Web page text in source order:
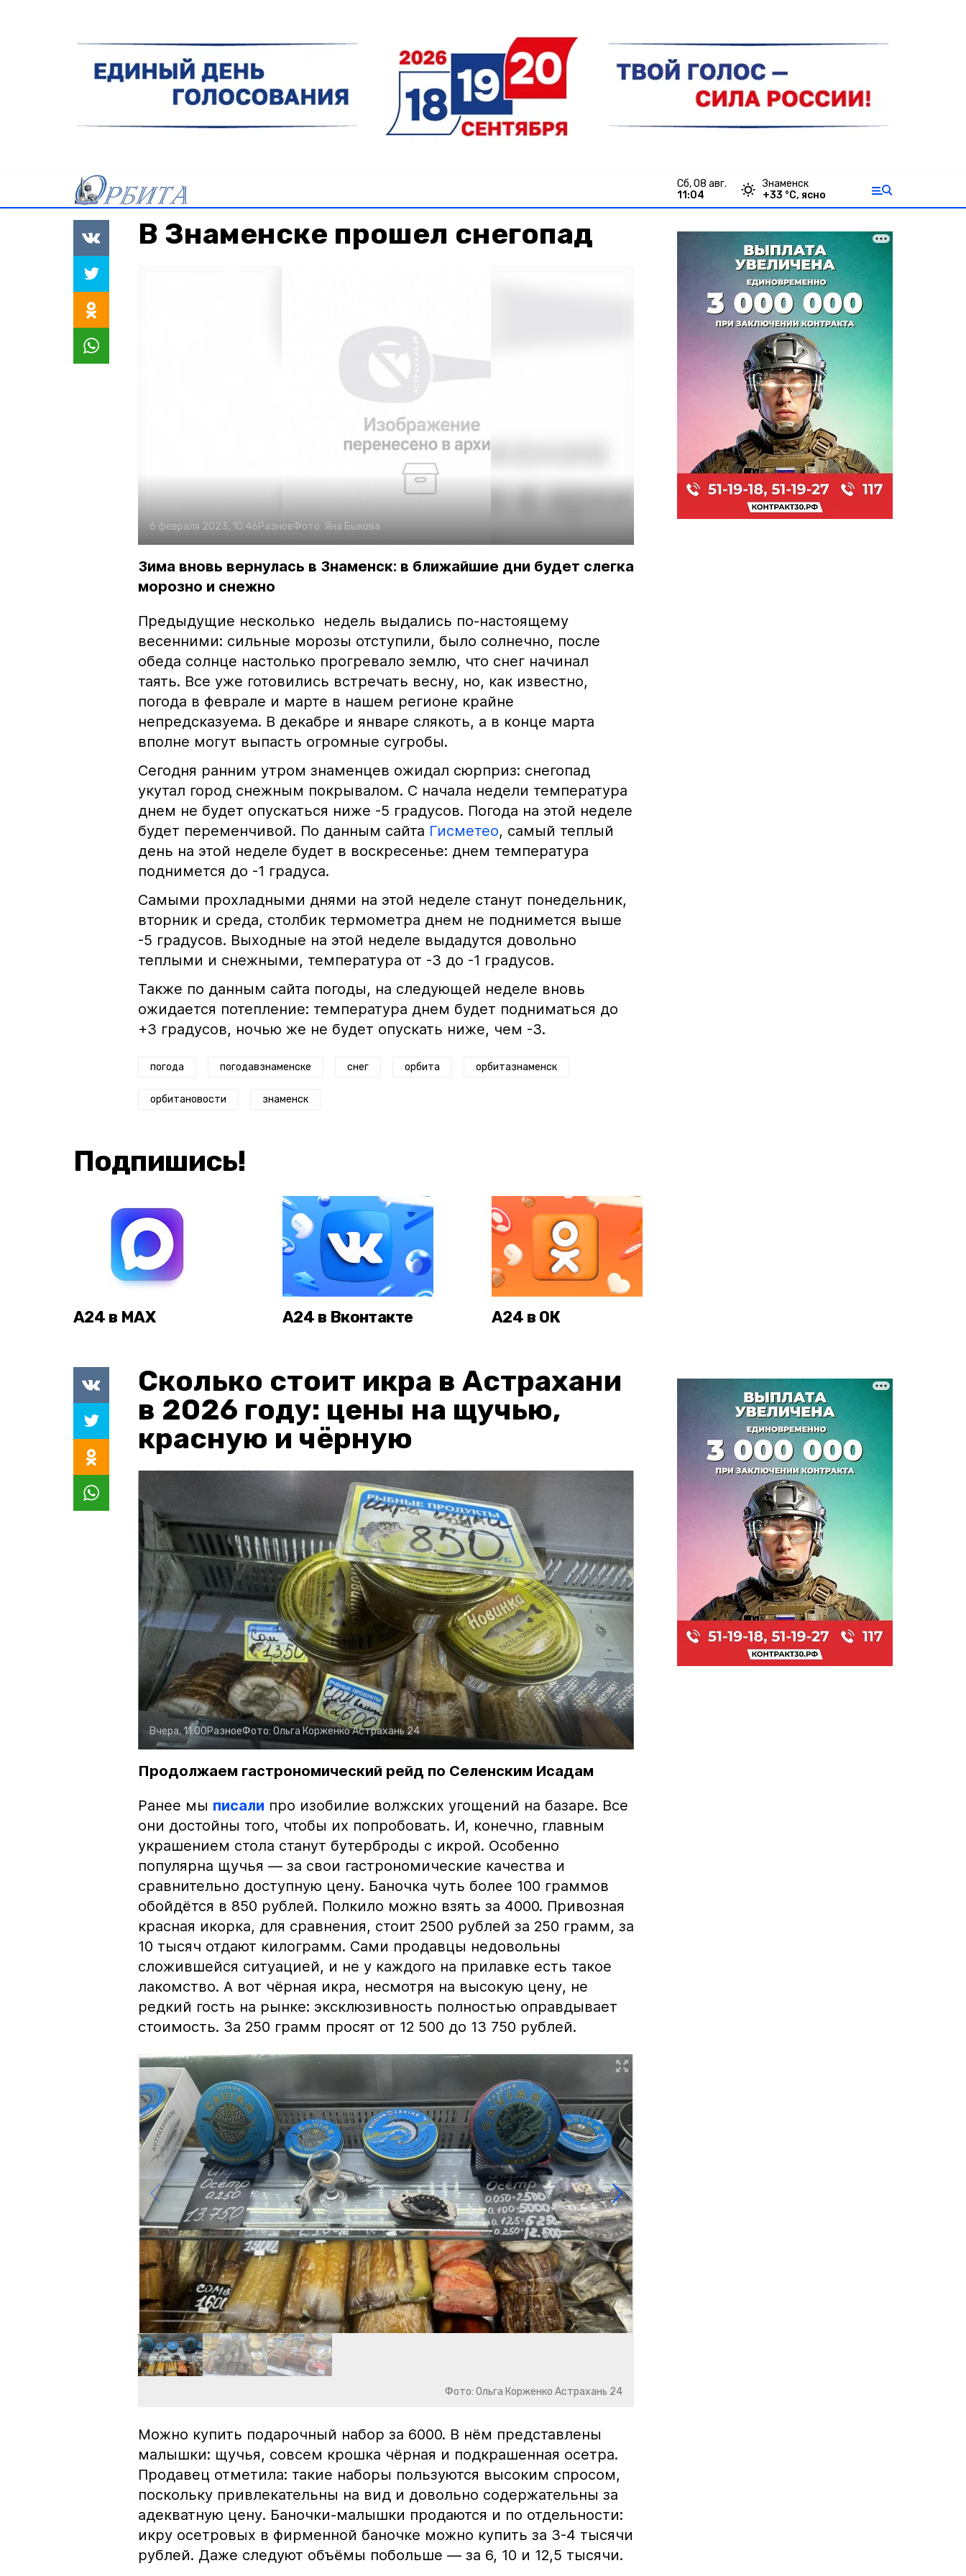
сб, 08 авг.
11:04
Знаменск
+33 °С, ясно
В Знаменске прошел снегопад
6 февраля 2023, 10:46РазноеФото: Яна Быкова
Зима вновь вернулась в Знаменск: в ближайшие дни будет слегка
морозно и снежно
Предыдущие несколько недель выдались по-настоящему
весенними: сильные морозы отступили, было солнечно, после
обеда солнце настолько прогревало землю, что снег начинал
таять. Все уже готовились встречать весну, но, как известно,
погода в феврале и марте в нашем регионе крайне
непредсказуема. В декабре и январе слякоть, а в конце марта
вполне могут выпасть огромные сугробы.
Сегодня ранним утром знаменцев ожидал сюрприз: снегопад
укутал город снежным покрывалом. С начала недели температура
днем не будет опускаться ниже -5 градусов. Погода на этой неделе
будет переменчивой. По данным сайта Гисметео, самый теплый
день на этой неделе будет в воскресенье: днем температура
поднимется до -1 градуса.
Самыми прохладными днями на этой неделе станут понедельник,
вторник и среда, столбик термометра днем не поднимется выше
-5 градусов. Выходные на этой неделе выдадутся довольно
теплыми и снежными, температура от -3 до -1 градусов.
Также по данным сайта погоды, на следующей неделе вновь
ожидается потепление: температура днем будет подниматься до
+3 градусов, ночью же не будет опускать ниже, чем -3.
погода погодавзнаменске снег орбита орбитазнаменск
орбитановости знаменск
Подпишись!
А24 в MAX А24 в Вконтакте А24 в ОК
Сколько стоит икра в Астрахани
в 2026 году: цены на щучью,
красную и чёрную
Вчера, 11:00РазноеФото: Ольга КорженкоАстрахань 24
Продолжаем гастрономический рейд по Селенским Исадам
Ранее мы писали про изобилие волжских угощений на базаре. Все
они достойны того, чтобы их попробовать. И, конечно, главным
украшением стола станут бутерброды с икрой. Особенно
популярна щучья — за свои гастрономические качества и
сравнительно доступную цену. Баночка чуть более 100 граммов
обойдётся в 850 рублей. Полкило можно взять за 4000. Привозная
красная икорка, для сравнения, стоит 2500 рублей за 250 грамм, за
10 тысяч отдают килограмм. Сами продавцы недовольны
сложившейся ситуацией, и не у каждого на прилавке есть такое
лакомство. А вот чёрная икра, несмотря на высокую цену, не
редкий гость на рынке: эксклюзивность полностью оправдывает
стоимость. За 250 грамм просят от 12 500 до 13 750 рублей.
Фото: Ольга Корженко Астрахань 24
Можно купить подарочный набор за 6000. В нём представлены
малышки: щучья, совсем крошка чёрная и подкрашенная осетра.
Продавец отметила: такие наборы пользуются высоким спросом,
поскольку привлекательны на вид и довольно содержательны за
адекватную цену. Баночки-малышки продаются и по отдельности:
икру осетровых в фирменной баночке можно купить за 3-4 тысячи
рублей. Даже следуют объёмы побольше — за 6, 10 и 12,5 тысячи.